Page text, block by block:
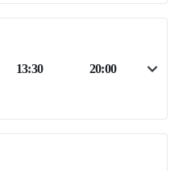
13:30 20:00